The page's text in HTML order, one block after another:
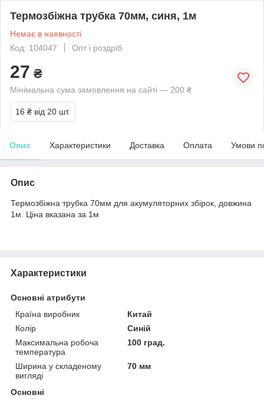
Термозбіжна трубка 70мм, синя, 1м
Немає в наявності
Код: 104047
Опт і роздріб
27 ₴
Мінімальна сума замовлення на сайті — 200 ₴
16 ₴ від 20 шт.
Опис Характеристики Доставка Оплата Умови
Опис
Термозбіжна трубка 70мм для акумуляторних збірок, довжина
1м. Ціна вказана за 1м
Характеристики
Основні атрибути
Країна виробник
Китай
Колір
Синій
Максимальна робоча
температура
100 град.
Ширина у складеному
вигляді
70 мм
Основні